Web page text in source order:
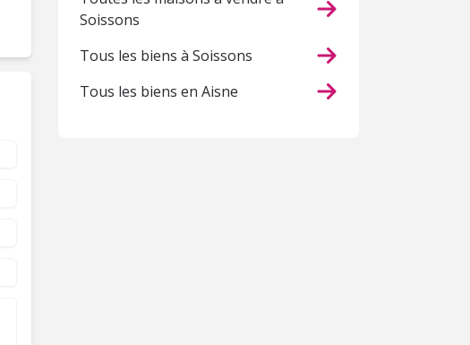
Soissons
Tous les biens à Soissons
Tous les biens en Aisne